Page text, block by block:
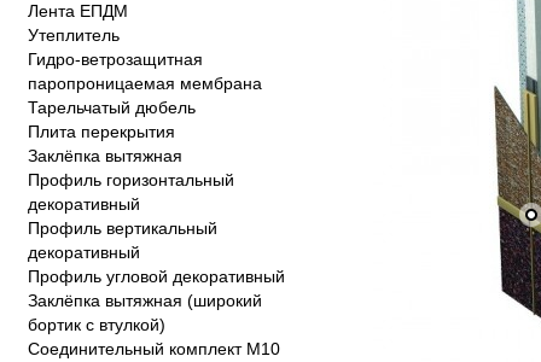
Лента ЕПДМ
Утеплитель
Гидро-ветрозащитная
паропроницаемая мембрана
Тарельчатый дюбель
Плита перекрытия
Заклёпка вытяжная
Профиль горизонтальный
декоративный
Профиль вертикальный
декоративный
Профиль угловой декоративный
Заклёпка вытяжная (широкий
бортик с втулкой)
Соединительный комплект М10